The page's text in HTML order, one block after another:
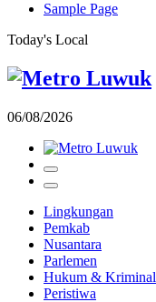
Sample Page
Today's Local
06/08/2026
Lingkungan
Pemkab
Nusantara
Parlemen
Hukum & Kriminal
Peristiwa